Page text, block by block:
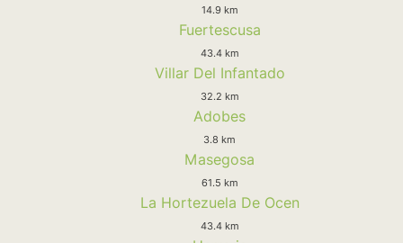
14.9 km
Fuertescusa
43.4 km
Villar Del Infantado
32.2 km
Adobes
3.8 km
Masegosa
61.5 km
La Hortezuela De Ocen
43.4 km